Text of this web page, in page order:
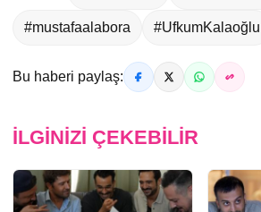
#mustafaalabora #UfkumKalaoğlu
Bu haberi paylaş:
İLGINIZI ÇEKEBILIR